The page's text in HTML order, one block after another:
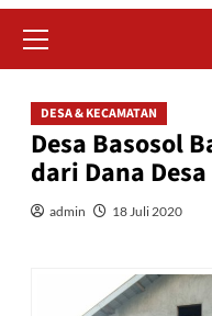
Menu
DESA & KECAMATAN
Desa Basosol
dari Dana Desa
admin 18 Juli 2020